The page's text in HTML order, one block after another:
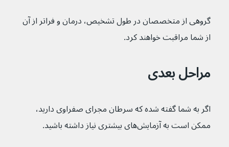
گروهی از متخصصان در طول تشخیص، درمان و فراتر از آن
از شما مراقبت خواهند کرد.
مراحل بعدی
اگر به شما گفته شده که سرطان مجرای صفراوی دارید،
ممکن است به آزمایش‌های بیشتری نیاز داشته باشید.